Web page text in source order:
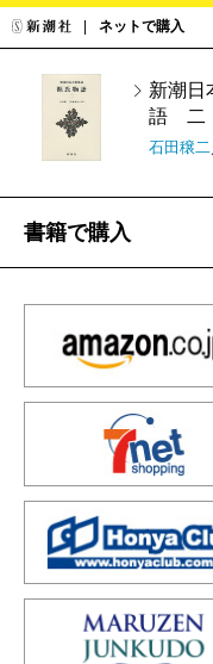
ネットで購入
新潮
語 二
石田穣二
書籍で購入